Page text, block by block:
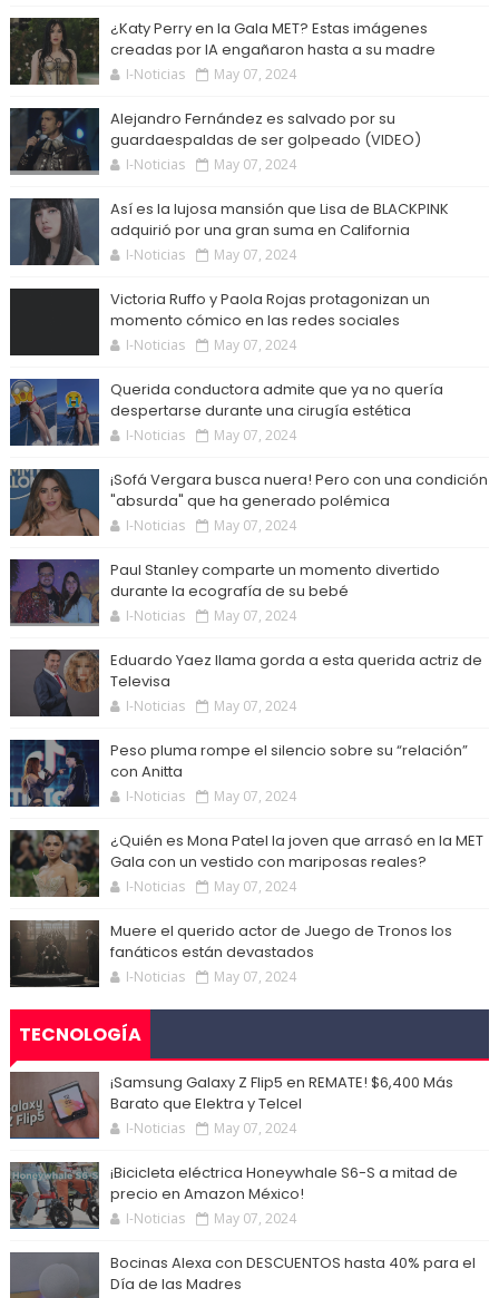
¿Katy Perry en la Gala MET? Estas imágenes
creadas por IA engañaron hasta a su madre
I-Noticias May 07, 2024
Alejandro Fernández es salvado por su
guardaespaldas de ser golpeado (VIDEO)
I-Noticias May 07, 2024
Así es la lujosa mansión que Lisa de BLACKPINK
adquirió por una gran suma en California
I-Noticias May 07, 2024
Victoria Ruffo y Paola Rojas protagonizan un
momento cómico en las redes sociales
I-Noticias May 07, 2024
Querida conductora admite que ya no quería
despertarse durante una cirugía estética
I-Noticias May 07, 2024
¡Sofá Vergara busca nuera! Pero con una condición
"absurda" que ha generado polémica
I-Noticias May 07, 2024
Paul Stanley comparte un momento divertido
durante la ecografía de su bebé
I-Noticias May 07, 2024
Eduardo Yaez llama gorda a esta querida actriz de
Televisa
I-Noticias May 07, 2024
Peso pluma rompe el silencio sobre su “relación”
con Anitta
I-Noticias May 07, 2024
¿Quién es Mona Patel la joven que arrasó en la MET
Gala con un vestido con mariposas reales?
I-Noticias May 07, 2024
Muere el querido actor de Juego de Tronos los
fanáticos están devastados
I-Noticias May 07, 2024
TECNOLOGÍA
¡Samsung Galaxy Z Flip5 en REMATE! $6,400 Más
Barato que Elektra y Telcel
I-Noticias May 07, 2024
¡Bicicleta eléctrica Honeywhale S6-S a mitad de
precio en Amazon México!
I-Noticias May 07, 2024
Bocinas Alexa con DESCUENTOS hasta 40% para el
Día de las Madres